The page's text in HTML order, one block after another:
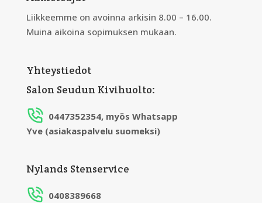
Liikkeemme on avoinna arkisin 8.00 – 16.00.
Muina aikoina sopimuksen mukaan.
Yhteystiedot
Salon Seudun Kivihuolto:
0447352354, myös Whatsapp
Yve (asiakaspalvelu suomeksi)
Nylands Stenservice
0408389668